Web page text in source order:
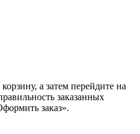
а затем перейдите на
заказанных
заказ».